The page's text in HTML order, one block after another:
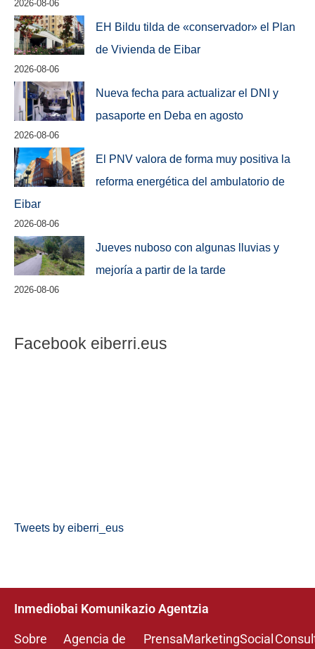
2026-08-06
EH Bildu tilda de «conservador» el Plan
de Vivienda de Eibar
2026-08-06
Nueva fecha para actualizar el DNI y
pasaporte en Deba en agosto
2026-08-06
El PNV valora de forma muy positiva la
reforma energética del ambulatorio de
Eibar
2026-08-06
Jueves nuboso con algunas lluvias y
mejoría a partir de la tarde
2026-08-06
Facebook eiberri.eus
Tweets by eiberri_eus
Inmediobai Komunikazio Agentzia
Sobre
Agencia de
PrensaMarketingSocial